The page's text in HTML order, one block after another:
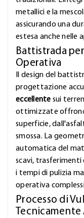
metallici e la
assicurando una
estesa anche nelle
Battistrada
Operativa
Il design del
progettazione
eccellente sui
ottimizzate
superficie,
smossa. La
automatica del
scavi, trasferimenti
i tempi di pulizia
operativa
Processo di